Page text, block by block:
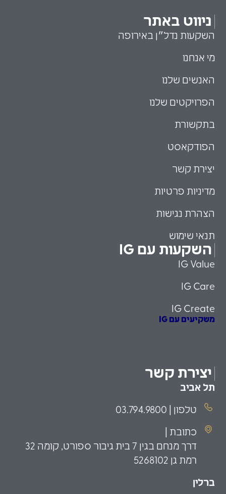
ניווט באתר
השקעות נדל״ן באירופה
מי אנחנו
האנשים שלנו
הפרויקטים שלנו
בתקשורת
הפודקאסט
יצירת קשר
מדיניות פרטיות
הצהרת נגישות
תנאי שימוש
השקעות עם IG
IG Value
IG Care
IG Create
משקיעים עם IG
יצירת קשר
תל אביב
טלפון | 03.794.9800
כתובת |
דרך מנחם בגין 7 בית גיבור ספורט, קומה 32
רמת גן 5268102
ברלין